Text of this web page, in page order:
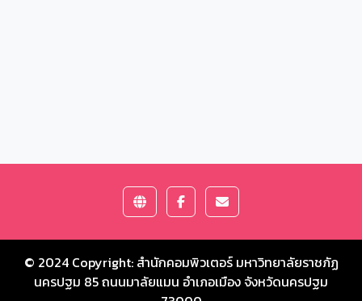
© 2024 Copyright: สำนักคอมพิวเตอร์ มหาวิทยาลัยราชภัฏ
นครปฐม 85 ถนนมาลัยแมน อำเภอเมือง จังหวัดนครปฐม